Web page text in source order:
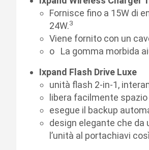
Fornisce fino a 15W di
24W.3
Viene fornito con un
o La gomma morbida
Ixpand Flash Drive Luxe
unità flash 2-in-1,
libera facilmente
esegue il backup
design elegante che da
l’unità al portachiavi